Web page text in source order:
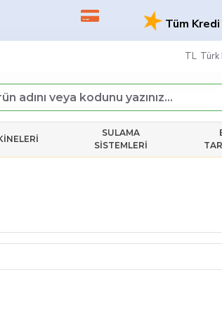
★Tüm Kredi
TL Türk
SULAMA
SISTEMLERI